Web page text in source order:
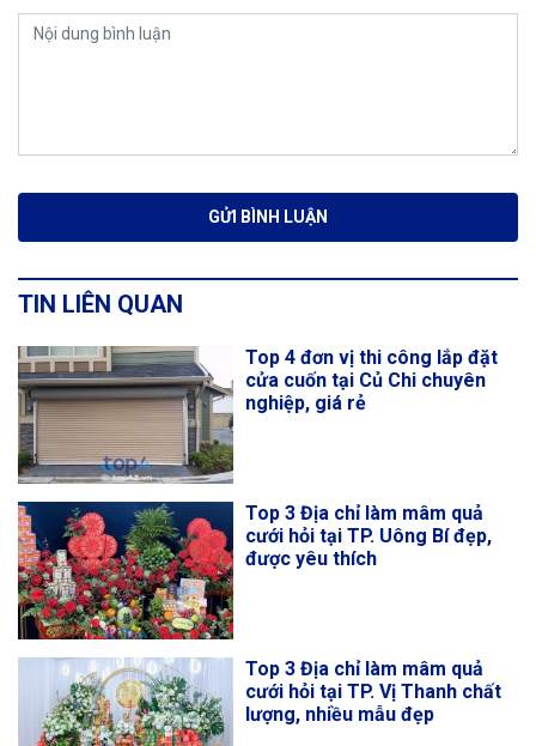
TIN LIÊN QUAN
Top 4 đơn vị thi công lắp đặt
cửa cuốn tại Củ Chi chuyên
nghiệp, giá rẻ
Top 3 Địa chỉ làm mâm quả
cưới hỏi tại TP. Uông Bí đẹp,
được yêu thích
Top 3 Địa chỉ làm mâm quả
cưới hỏi tại TP. Vị Thanh chất
lượng, nhiều mẫu đẹp